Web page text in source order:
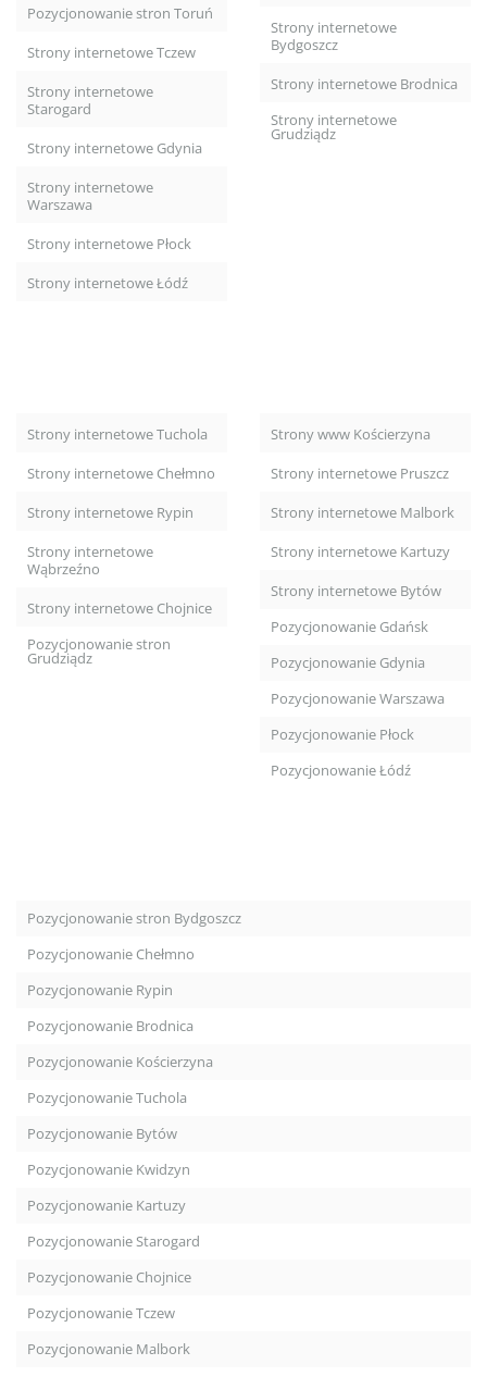
Pozycjonowanie stron Toruń
Strony internetowe Tczew
Strony internetowe
Starogard
Strony internetowe Gdynia
Strony internetowe
Warszawa
Strony internetowe Płock
Strony internetowe Łódź
Strony internetowe
Bydgoszcz
Strony internetowe Brodnica
Strony internetowe
Grudziądz
Strony internetowe Tuchola
Strony internetowe Chełmno
Strony internetowe Rypin
Strony internetowe
Wąbrzeźno
Strony internetowe Chojnice
Pozycjonowanie stron
Grudziądz
Strony www Kościerzyna
Strony internetowe Pruszcz
Strony internetowe Malbork
Strony internetowe Kartuzy
Strony internetowe Bytów
Pozycjonowanie Gdańsk
Pozycjonowanie Gdynia
Pozycjonowanie Warszawa
Pozycjonowanie Płock
Pozycjonowanie Łódź
Pozycjonowanie stron Bydgoszcz
Pozycjonowanie Chełmno
Pozycjonowanie Rypin
Pozycjonowanie Brodnica
Pozycjonowanie Kościerzyna
Pozycjonowanie Tuchola
Pozycjonowanie Bytów
Pozycjonowanie Kwidzyn
Pozycjonowanie Kartuzy
Pozycjonowanie Starogard
Pozycjonowanie Chojnice
Pozycjonowanie Tczew
Pozycjonowanie Malbork